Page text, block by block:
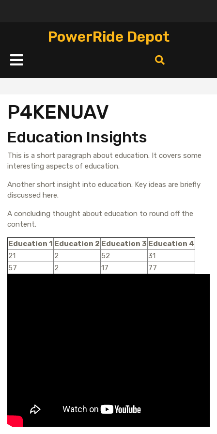
PowerRide Depot
Кнопка
Открыть
P4KENUAV
Education Insights
This is a short paragraph about education. It covers some
interesting aspects of education.
Another short insight into education. Key ideas are briefly
discussed here.
A concluding thought about education to round off the
content.
Education 1 Education 2 Education 3 Education 4
21
2 52
31
57
2 17 77